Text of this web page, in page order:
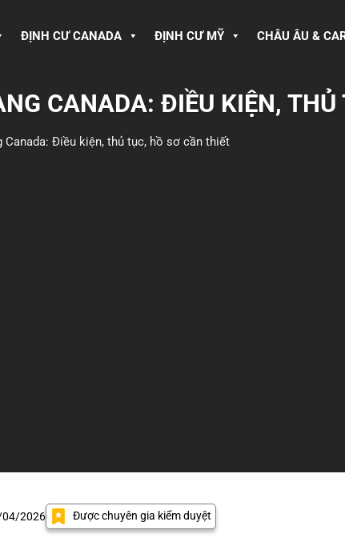
ĐỊNH CƯ CANADA ĐỊNH CƯ MỸ CHÂU ÂU &
CANADA: ĐIỀU KIỆN,
Canada: Điều kiện, thủ tục, hồ sơ cần thiết
04/2026 Được chuyên gia kiểm duyệt